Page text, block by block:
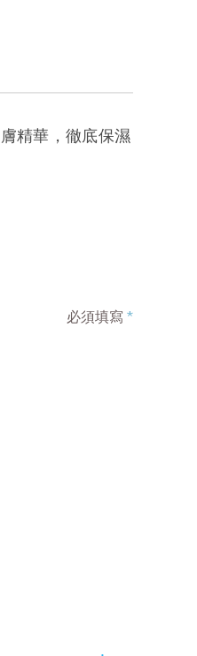
精華，徹底保濕
必須填寫 *